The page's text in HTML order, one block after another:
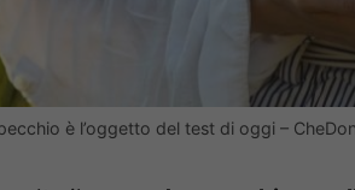
è l’oggetto del test di oggi –